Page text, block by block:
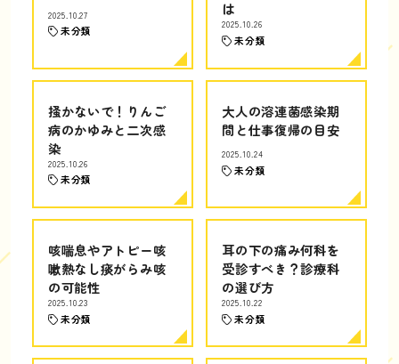
2025.10.27
未分類
は
2025.10.26
未分類
掻かないで！りんご
病のかゆみと二次感
染
2025.10.26
未分類
大人の溶連菌感染期
間と仕事復帰の目安
2025.10.24
未分類
咳喘息やアトピー咳
嗽熱なし痰がらみ咳
の可能性
2025.10.23
未分類
耳の下の痛み何科を
受診すべき？診療科
の選び方
2025.10.22
未分類